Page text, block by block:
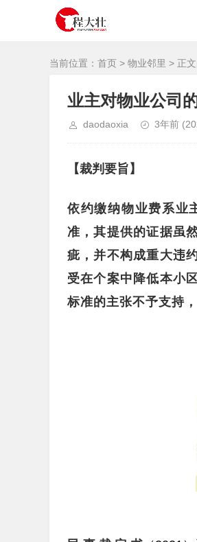
当前位置： 首页 > 物业邻里 > 正
业主对物业公司
daodaoxia 3年前
【裁判要旨】
依约缴纳物业费系业
准，其提供的证据虽
疵，并不构成重大违
受在个案中降低本小
标准的主张不予支持